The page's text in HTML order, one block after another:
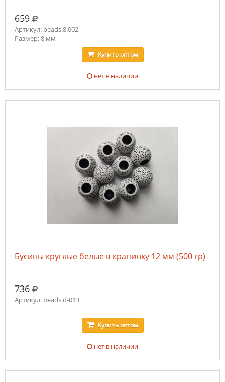
659 руб.
Артикул: beads.8.002
Размер: 8 мм
Купитьоптом
нет в наличии
Бусины круглые белые в крапинку 12 мм (500 гр)
736 руб.
Артикул: beads.d-013
Купитьоптом
нет в наличии